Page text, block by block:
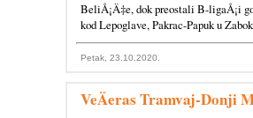
BeliÅ¡Ä‡e, dok preostali B-ligaÅ¡i
kod Lepoglave, Pakrac-Papuk u
Petak, 23.10.2020.
VeÄeras Tramvaj-Donji